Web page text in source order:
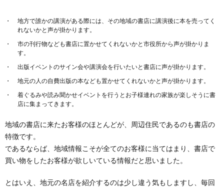
地方で誰かの講演がある際には、その地域の書店に講演後に本を売ってく
れないかと声が掛かります。
市の刊行物なども書店に置かせてくれないかと市役所から声が掛かりま
す。
出版イベントのサイン会や講演会を行いたいと書店に声が掛かります。
地元の人の自費出版の本なども置かせてくれないかと声が掛かります。
着ぐるみや読み聞かせイベントを行うとお子様連れの家族が楽しそうに書
店に集まってきます。
地域の書店に来たお客様のほとんどが、周辺住民であるのも書店の
特徴です。
であるならば、地域情報こそが全てのお客様に当てはまり、書店で
買い物をしたお客様が欲しいている情報だと思いました。
とはいえ、地元の名店を紹介するのは少し違う気もしますし、毎回